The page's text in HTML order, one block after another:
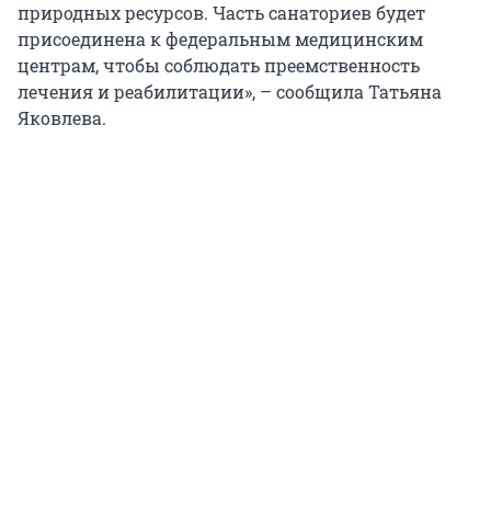
природных ресурсов. Часть санаториев будет
присоединена к федеральным медицинским
центрам, чтобы соблюдать преемственность
лечения и реабилитации», – сообщила Татьяна
Яковлева.